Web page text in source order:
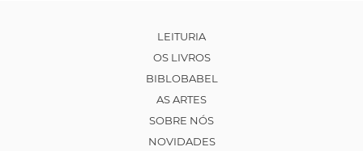
LEITURIA
OS LIVROS
BIBLOBABEL
AS ARTES
SOBRE NÓS
NOVIDADES